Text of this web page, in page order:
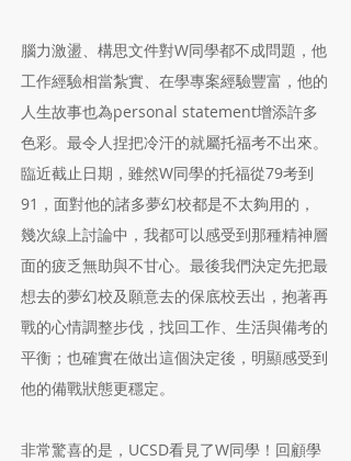
腦力激盪、構思文件對W同學都不成問題，他
工作經驗相當紮實、在學專案經驗豐富，他的
人生故事也為personal statement增添許多
色彩。最令人捏把冷汗的就屬托福考不出來。
臨近截止日期，雖然W同學的托福從79考到
91，面對他的諸多夢幻校都是不太夠用的，
幾次線上討論中，我都可以感受到那種精神層
面的疲乏無助與不甘心。最後我們決定先把最
想去的夢幻校及願意去的保底校丟出，抱著再
戰的心情調整步伐，找回工作、生活與備考的
平衡；也確實在做出這個決定後，明顯感受到
他的備戰狀態更穩定。
非常驚喜的是，UCSD看見了W同學！回顧學